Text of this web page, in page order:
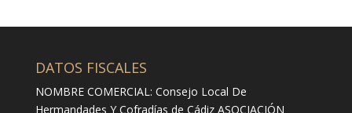
DATOS FISCALES
NOMBRE COMERCIAL: Consejo Local De
Hermandades Y Cofradías de Cádiz ASOCIACIÓN